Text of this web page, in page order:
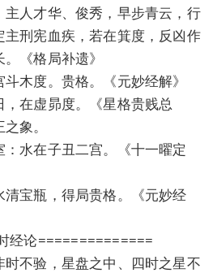
主人才华、俊秀，早步青云，行
刑宪血疾，若在箕度，反凶作
《格局补遗》
斗木度。贵格。《元妙经解》
，在虚昴度。《星格贵贱总
象。
：水在子丑二宫。《十一曜定
清宝瓶，得局贵格。《元妙经
经论==============
不验，星盘之中、四时之星不